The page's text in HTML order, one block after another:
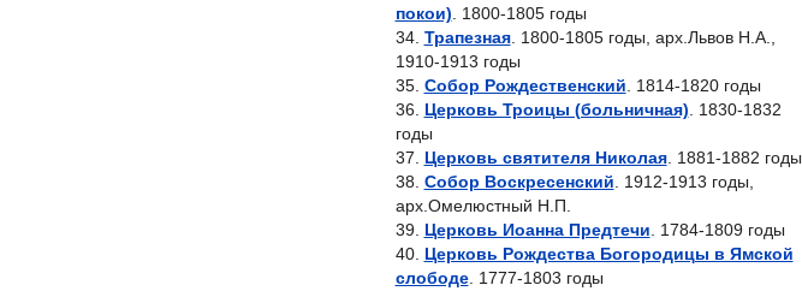
покои) . 1800-1805 годы
Трапезная. 1800-1805 годы, арх.Львов Н.А.,
1910-1913 годы
Собор Рождественский . 1814-1820 годы
Церковь Троицы (больничная) . 1830-1832
годы
Церковь святителя Николая. 1881-1882 годы
Собор Воскресенский . 1912-1913 годы,
арх.Омелюстный Н.П.
Церковь Иоанна Предтечи . 1784-1809 годы
Церковь Рождества Богородицы в Ямской
слободе. 1777-1803 годы